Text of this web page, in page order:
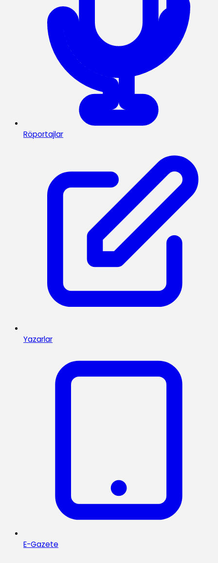
Röportajlar
Yazarlar
E-Gazete